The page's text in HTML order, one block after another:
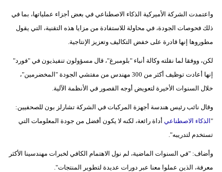
بيئة
أبراج
فيديو
واعتمدت الشركة الأميركية الذكاء الاصطناعي في بعض أجزاء عملياتها، بما في
ذلك فحوصات الجودة، في محاولة للاستفادة من مزايا هذه التقنية، التي يقول
مطوروها إنها قادرة على خفض التكاليف وتعزيز الإنتاجية.
لكن، ووفقا لما نقلته وكالة أنباء "بلومبرغ"، قال مسؤولون تنفيذيون في "فورد"
إنها أعادت توظيف أكثر من 300 مهندس من مفتشي الجودة "المخضرمين"،
خلال السنوات الأخيرة لتعويض أوجه القصور في الأنظمة الآلية.
وقال نائب رئيس هندسة أجهزة المركبات في الشركة تشارلز بون للصحفيين:
"الذكاء الاصطناعي أداة رائعة، لكنه لا يكون أفضل من جودة المعلومات التي
تستخدم لتدريبه".
وأضاف: "في السنوات الماضية، لم نول الاهتمام الكافي لخبرات مهندسينا الأكثر
معرفة، الذين عملوا معنا عبر دورات عديدة لتطوير المنتجات".